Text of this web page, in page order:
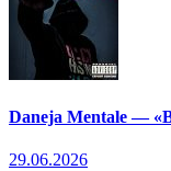
Daneja Mentale —
29.06.2026